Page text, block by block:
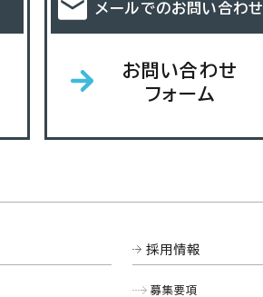
メールでのお問い合わせ
お問い合わせ
フォーム
採用情報
募集要項